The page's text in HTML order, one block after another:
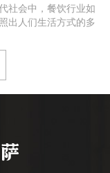
社会中，餐饮行业如
出人们生活方式的多